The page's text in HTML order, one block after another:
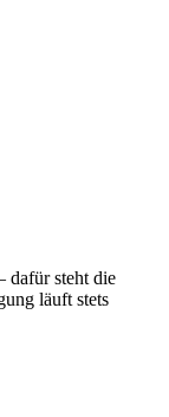
dafür steht die
läuft stets